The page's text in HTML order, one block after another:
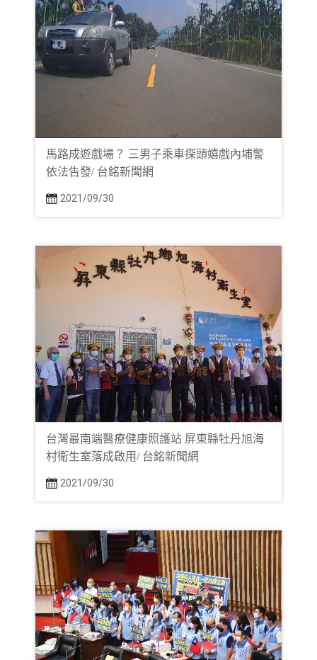
馬路成遊戲場？ 三男子乘車探頭嬉戲​內埔警
依法告發/ 台銘新聞網
2021/09/30
台灣最南端醫療健康照護站 屏東縣牡丹旭海
村衛生室落成啟用/ 台銘新聞網
2021/09/30